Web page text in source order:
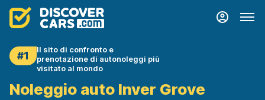
#1
Il sito di confronto e
prenotazione di autonoleggi più
visitato al mondo
Noleggio auto Inver Grove